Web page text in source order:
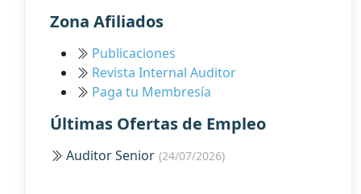
Zona Afiliados
Publicaciones
Revista Internal Auditor
Paga tu Membresía
Últimas Ofertas de Empleo
Auditor Senior (24/07/2026)